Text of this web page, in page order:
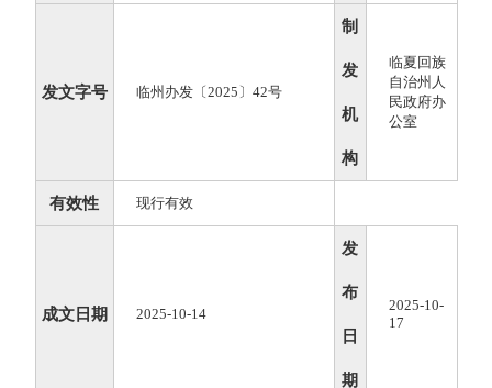
发文字号 临州办发〔2025〕42号
制
发
机
构
临夏回族
自治州人
民政府办
公室
有效性 现行有效
成文日期 2025-10-14
发
布
日
期
2025-10-
17